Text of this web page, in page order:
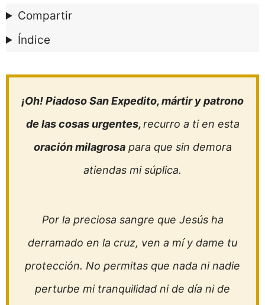
Compartir
Índice
¡Oh! Piadoso San Expedito, mártir y patrono
de las cosas urgentes,recurro a ti en esta
oración milagrosapara que sin demora
atiendas mi súplica.
Por la preciosa sangre que Jesús ha
derramado en la cruz, ven a mí y dame tu
protección. No permitas que nada ni nadie
perturbe mi tranquilidad ni de día ni de